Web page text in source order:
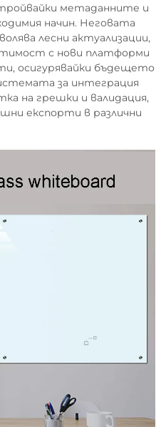
метаданните и
начин. Неговата
лесни актуализации,
с нови платформи
осигурявайки бъдещето
за интеграция
на грешки и валидация,
експорти в различни